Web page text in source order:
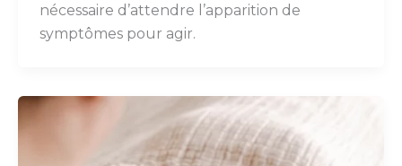
nécessaire d’attendre l’apparition de
symptômes pour agir.